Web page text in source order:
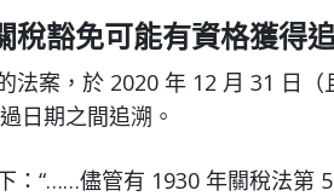
稅豁免可能有資格獲得
法案，於 2020 年 12 月 31 日
日期之間追溯。
：“……儘管有 1930 年關稅法第